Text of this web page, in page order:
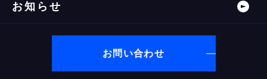
お知らせ
お問い合わせ